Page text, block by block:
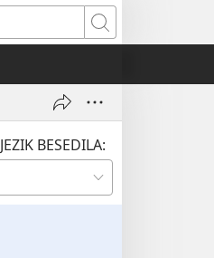
Išči
JEZIK BESEDILA: